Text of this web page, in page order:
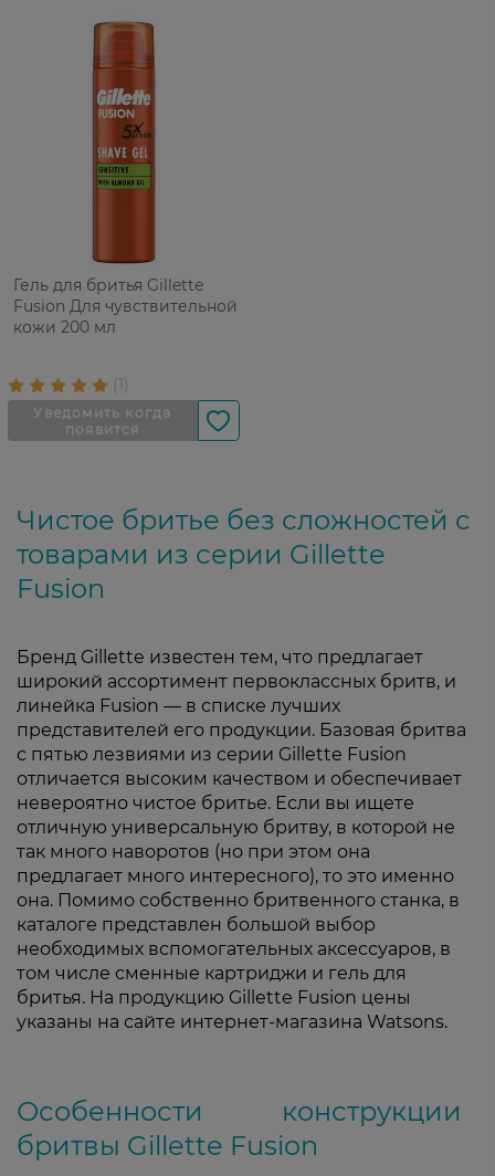
Гель для бритья Gillette
Fusion Для чувствительной
кожи 200 мл
Чистое бритье без сложностей с
товарами из серии Gillette
Fusion
Бренд Gillette известен тем, что предлагает
широкий ассортимент первоклассных бритв, и
линейка Fusion — в списке лучших
представителей его продукции. Базовая бритва
с пятью лезвиями из серии Gillette Fusion
отличается высоким качеством и обеспечивает
невероятно чистое бритье. Если вы ищете
отличную универсальную бритву, в которой не
так много наворотов (но при этом она
предлагает много интересного), то это именно
она. Помимо собственно бритвенного станка, в
каталоге представлен большой выбор
необходимых вспомогательных аксессуаров, в
том числе сменные картриджи и гель для
бритья. На продукцию Gillette Fusion цены
указаны на сайте интернет-магазина Watsons.
Особенности конструкции
бритвы Gillette Fusion